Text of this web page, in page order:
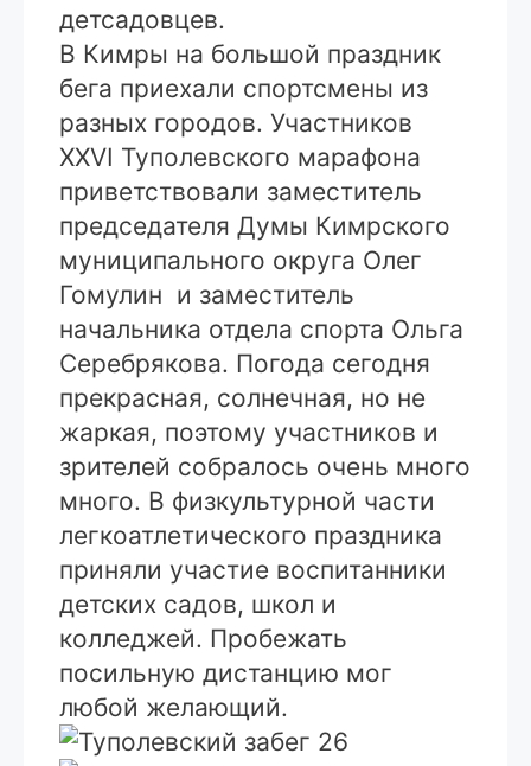
детсадовцев.
В Кимры на большой праздник
бега приехали спортсмены из
разных городов. Участников
XXVI Туполевского марафона
приветствовали заместитель
председателя Думы Кимрского
муниципального округа Олег
Гомулин и заместитель
начальника отдела спорта Ольга
Серебрякова. Погода сегодня
прекрасная, солнечная, но не
жаркая, поэтому участников и
зрителей собралось очень много
много. В физкультурной части
легкоатлетического праздника
приняли участие воспитанники
детских садов, школ и
колледжей. Пробежать
посильную дистанцию мог
любой желающий.